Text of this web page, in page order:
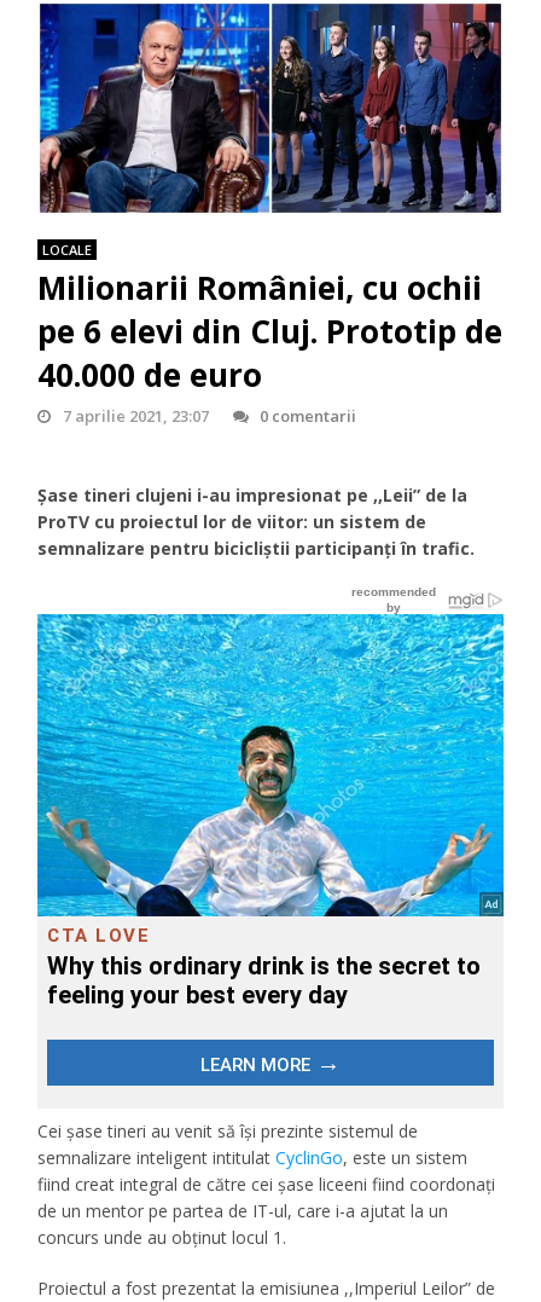
LOCALE
Milionarii României, cu ochii
pe 6 elevi din Cluj. Prototip de
40.000 de euro
7 aprilie 2021, 23:07 0 comentarii
Șase tineri clujeni i-au impresionat pe ,,Leii” de la
ProTV cu proiectul lor de viitor: un sistem de
semnalizare pentru bicicliștii participanți în trafic.
Cei șase tineri au venit să își prezinte sistemul de
semnalizare inteligent intitulatCyclinGo, este un sistem
fiind creat integral de către cei șase liceeni fiind coordonați
de un mentor pe partea de IT-ul, care i-a ajutat la un
concurs unde au obținut locul 1.
Proiectul a fost prezentat la emisiunea ,,Imperiul Leilor” de